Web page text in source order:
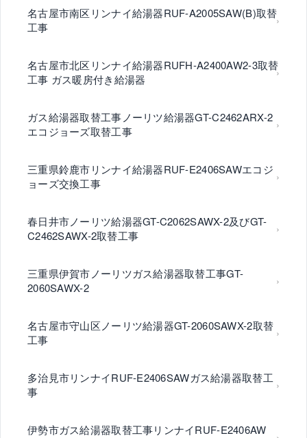
名古屋市南区リンナイ給湯器RUF-A2005SAW(B)取替
工事
名古屋市北区リンナイ給湯器RUFH-A2400AW2-3取替
工事 ガス暖房付き給湯器
ガス給湯器取替工事ノーリツ給湯器GT-C2462ARX-2
エコジョーズ取替工事
三重県鈴鹿市リンナイ給湯器RUF-E2406SAWエコジ
ョーズ交換工事
春日井市ノーリツ給湯器GT-C2062SAWX-2及びGT-
C2462SAWX-2取替工事
三重県伊賀市ノーリツガス給湯器取替工事GT-
2060SAWX-2
名古屋市守山区ノーリツ給湯器GT-2060SAWX-2取替
工事
多治見市リンナイRUF-E2406SAWガス給湯器取替工
事
伊勢市ガス給湯器取替工事リンナイRUF-E2406AW